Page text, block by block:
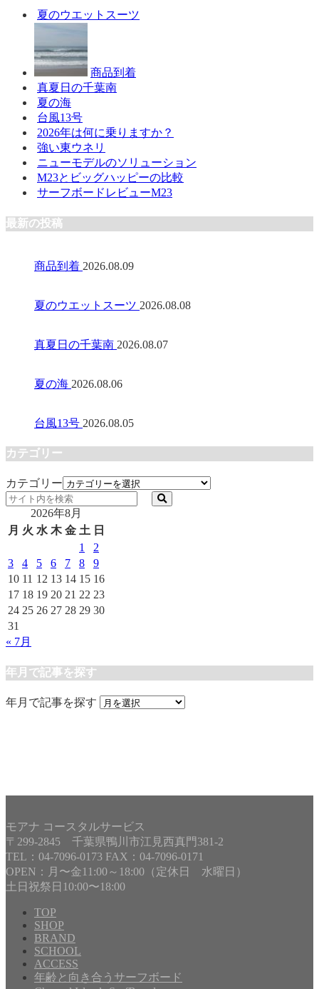
夏のウエットスーツ
商品到着
真夏日の千葉南
夏の海
台風13号
2026年は何に乗りますか？
強い東ウネリ
ニューモデルのソリューション
M23とビッグハッピーの比較
サーフボードレビューM23
最新の投稿
商品到着 2026.08.09
夏のウエットスーツ 2026.08.08
真夏日の千葉南 2026.08.07
夏の海 2026.08.06
台風13号 2026.08.05
カテゴリー
カテゴリー
2026年8月
月 火 水 木 金 土 日
1
2
3
4 5 6 7 8
9
10 11 12 13 14 15 16
17 18 19 20 21 22 23
24 25 26 27 28 29 30
31
« 7月
年月で記事を探す
年月で記事を探す
モアナ コースタルサービス
〒299-2845 千葉県鴨川市江見西真門381-2
TEL：04-7096-0173 FAX：04-7096-0171
OPEN：月〜金11:00～18:00（定休日 水曜日）
土日祝祭日10:00〜18:00
TOP
SHOP
BRAND
SCHOOL
ACCESS
年齢と向き合うサーフボード
Copyright©MOANA COASTAL SERVICE
Reserved.